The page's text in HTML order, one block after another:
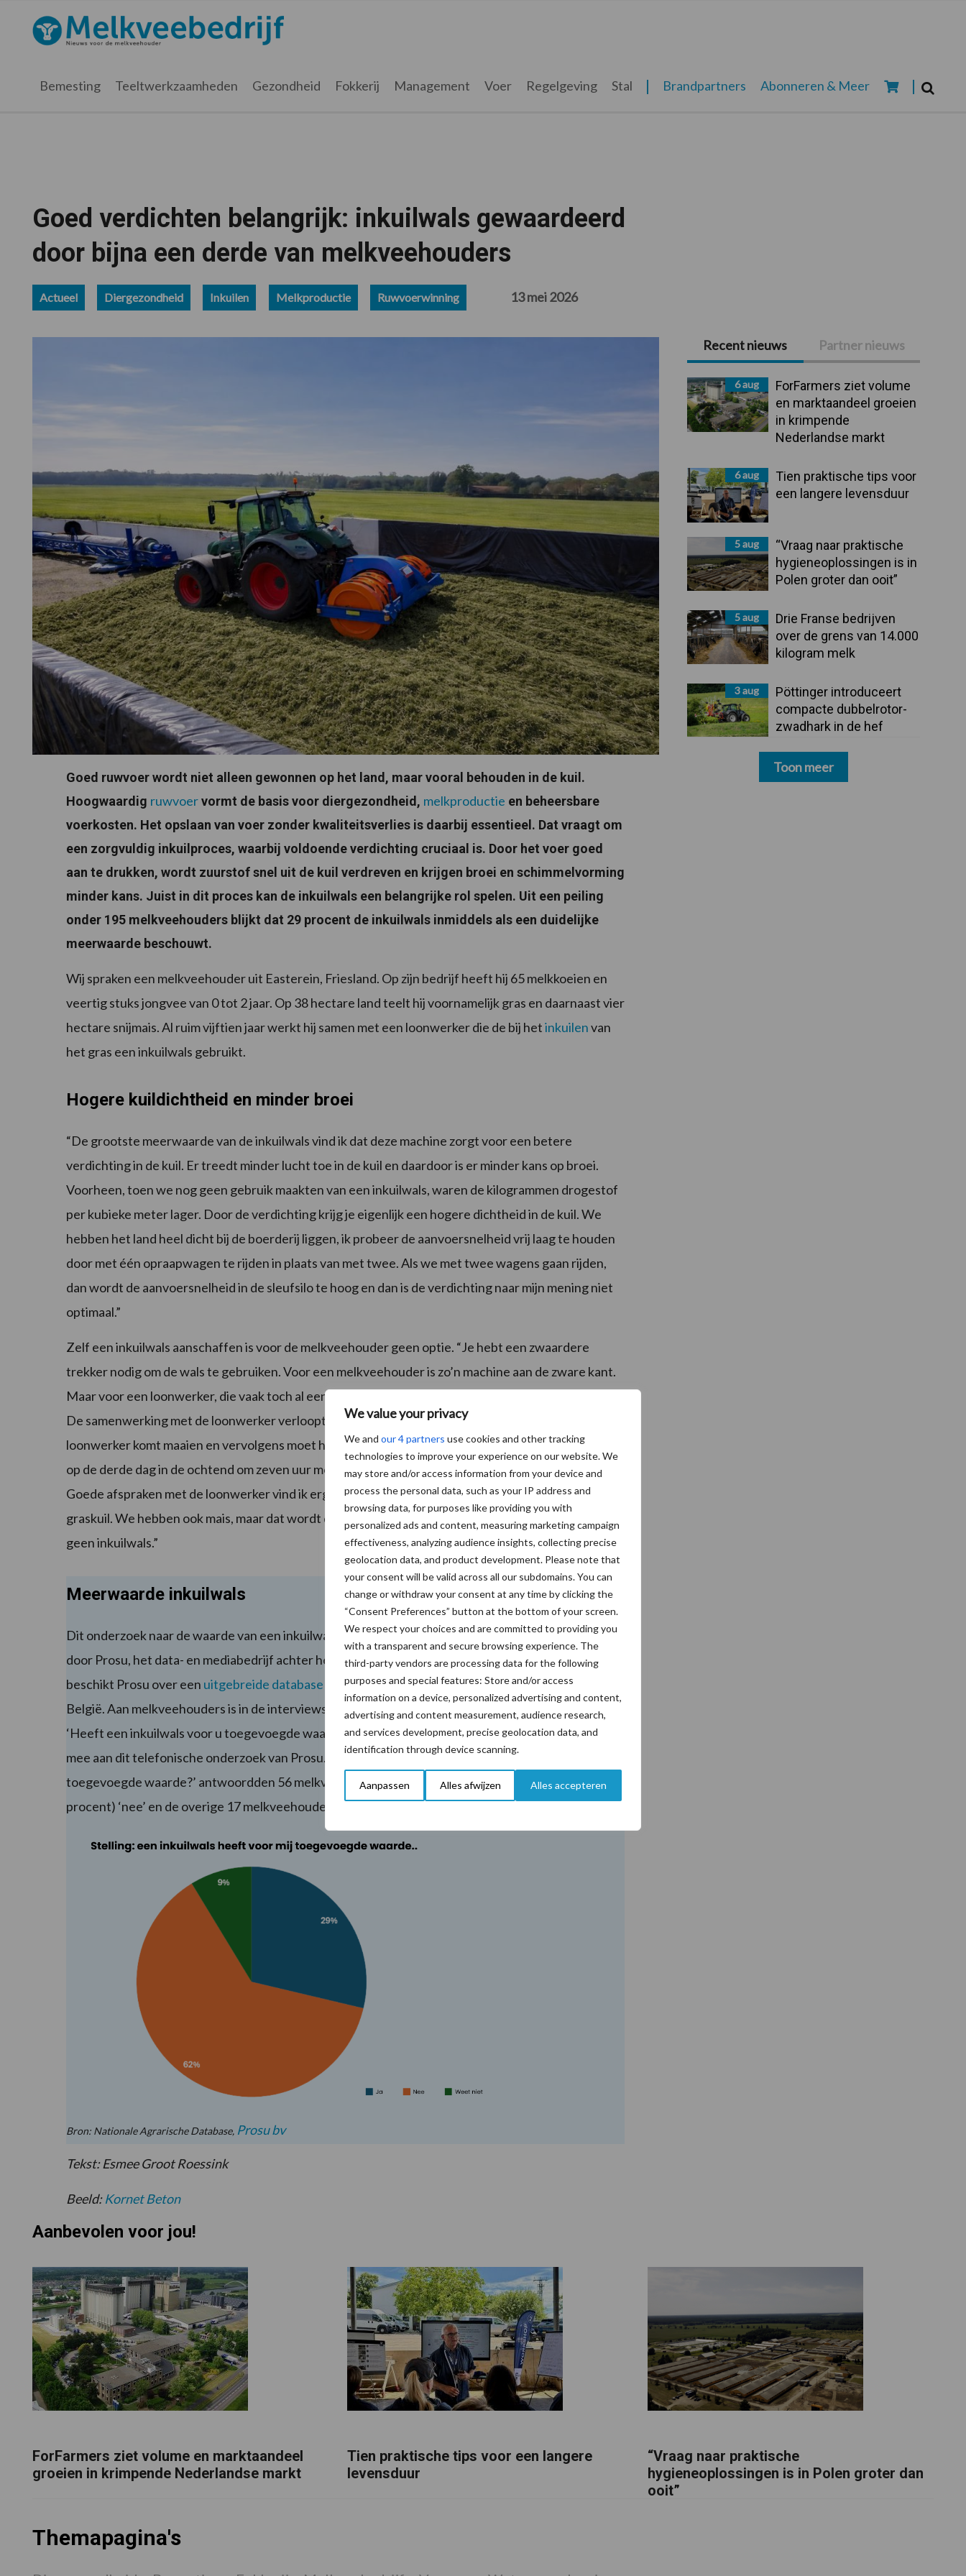
We value your privacy
We and our 4 partners use cookies and other tracking
technologies to improve your experience on our website. We
may store and/or access information from your device and
process the personal data, such as your IP address and
browsing data, for purposes like providing you with
personalized ads and content, measuring marketing campaign
effectiveness, analyzing audience insights, collecting precise
geolocation data, and product development. Please note that
your consent will be valid across all our subdomains. You can
change or withdraw your consent at any time by clicking the
“Consent Preferences” button at the bottom of your screen.
We respect your choices and are committed to providing you
with a transparent and secure browsing experience. The
third-party vendors are processing data for the following
purposes and special features: Store and/or access
information on a device, personalized advertising and content,
advertising and content measurement, audience research,
and services development, precise geolocation data, and
identification through device scanning.
Aanpassen Alles afwijzen Alles accepteren
hoofdnavigatie
hoofd
eerste
voettekst
Melkveebedrijf.nl
Bemesting Teeltwerkzaamheden Gezondheid Fokkerij Management Voer Regelgeving Stal Brandpartners Abonneren & Meer
Goed verdichten belangrijk: inkuilwals gewaardeerd
door bijna een derde van melkveehouders
Actueel Diergezondheid Inkuilen Melkproductie Ruwvoerwinning 13 mei 2026
Goed ruwvoer wordt niet alleen gewonnen op het land, maar vooral behouden in de kuil.
Hoogwaardig ruwvoervormt de basis voor diergezondheid, melkproductie en beheersbare
voerkosten. Het opslaan van voer zonder kwaliteitsverlies is daarbij essentieel. Dat vraagt om
een zorgvuldig inkuilproces, waarbij voldoende verdichting cruciaal is. Door het voer goed
aan te drukken, wordt zuurstof snel uit de kuil verdreven en krijgen broei en schimmelvorming
minder kans. Juist in dit proces kan de inkuilwals een belangrijke rol spelen. Uit een peiling
onder 195 melkveehouders blijkt dat 29 procent de inkuilwals inmiddels als een duidelijke
meerwaarde beschouwt.
Wij spraken een melkveehouder uit Easterein, Friesland. Op zijn bedrijf heeft hij 65 melkkoeien en
veertig stuks jongvee van 0 tot 2 jaar. Op 38 hectare land teelt hij voornamelijk gras en daarnaast vier
hectare snijmais. Al ruim vijftien jaar werkt hij samen met een loonwerker die de bij hetinkuilenvan
het gras een inkuilwals gebruikt.
Hogere kuildichtheid en minder broei
“De grootste meerwaarde van de inkuilwals vind ik dat deze machine zorgt voor een betere
verdichting in de kuil. Er treedt minder lucht toe in de kuil en daardoor is er minder kans op broei.
Voorheen, toen we nog geen gebruik maakten van een inkuilwals, waren de kilogrammen drogestof
per kubieke meter lager. Door de verdichting krijg je eigenlijk een hogere dichtheid in de kuil. We
hebben het land heel dicht bij de boerderij liggen, ik probeer de aanvoersnelheid vrij laag te houden
door met één opraapwagen te rijden in plaats van met twee. Als we met twee wagens gaan rijden,
dan wordt de aanvoersnelheid in de sleufsilo te hoog en dan is de verdichting naar mijn mening niet
optimaal.”
Zelf een inkuilwals aanschaffen is voor de melkveehouder geen optie. “Je hebt een zwaardere
trekker nodig om de wals te gebruiken. Voor een melkveehouder is zo’n machine aan de zware kant.
Maar voor een loonwerker, die vaak toch al een zwaardere trekker heeft, is het een ideale machine.”
De samenwerking met de loonwerker verloopt vlekkeloos. “Ik besteed het hele inkuilproces uit, de
loonwerker komt maaien en vervolgens moet het gras een dag drogen. De loonwerker weet dat hij
op de derde dag in de ochtend om zeven uur moet komen met de opraapwagen om in te kuilen.
Goede afspraken met de loonwerker vind ik erg belangrijk. We passen dit systeem alleen toe op de
graskuil. We hebben ook mais, maar dat wordt door een andere loonwerker ingekuild en die heeft
geen inkuilwals.”
Meerwaarde inkuilwals
Dit onderzoek naar de waarde van een inkuilwals onder Nederlandse melkveehouders is uitgevoerd
door Prosu, het data- en mediabedrijf achter het vakblad Melkveebedrijf. Naast de uitgeverij
beschikt Prosu over een uitgebreide database met informatie van melkveehouders in Nederland en
België. Aan melkveehouders is in de interviews onder andere gevraagd om te reageren op de vraag:
‘Heeft een inkuilwals voor u toegevoegde waarde?’ Een groep van 195 melkveehouders werkte
mee aan dit telefonische onderzoek van Prosu. Op de vraag ‘Heeft een inkuilwals voor u
toegevoegde waarde?’ antwoordden 56 melkveehouders (29 procent) ‘ja’, 122 melkveehouders (62
procent) ‘nee’ en de overige 17 melkveehouders (9 procent) ‘weet niet’.
Bron: Nationale Agrarische Database, Prosu bv
Tekst: Esmee Groot Roessink
Beeld:Kornet Beton
Primaire
Sidebar
Recent nieuws Partner nieuws
6 aug
ForFarmers ziet volume
en marktaandeel groeien
in krimpende
Nederlandse markt
6 aug
Tien praktische tips voor
een langere levensduur
5 aug
“Vraag naar praktische
hygieneoplossingen is in
Polen groter dan ooit”
5 aug
Drie Franse bedrijven
over de grens van 14.000
kilogram melk
3 aug
Pöttinger introduceert
compacte dubbelrotor-
zwadhark in de hef
Toon meer
Aanbevolen voor jou!
ForFarmers ziet volume en marktaandeel
groeien in krimpende Nederlandse markt
Tien praktische tips voor een langere
levensduur
“Vraag naar praktische
hygieneoplossingen is in Polen groter dan
ooit”
Themapagina's